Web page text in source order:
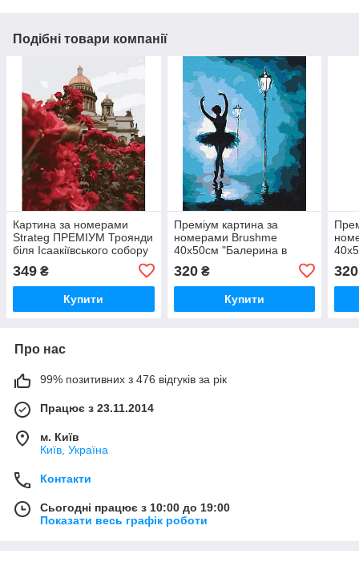
Подібні товари компанії
Картина за номерами
Strateg ПРЕМІУМ Троянди
біля Ісаакіївського собору
з лаком розміром 40х50
см (GS1241)
349 ₴
Купити
Преміум картина за
номерами Brushme
40x50см "Балерина в
світлі ліхтарів" PBS25686
320₴
Купити
320
Про нас
99% позитивних з 476 відгуків за рік
Працює з 23.11.2014
м. Київ
Київ, Україна
Контакти
Сьогодні працює з 10:00 до 19:00
Показати весь графік роботи